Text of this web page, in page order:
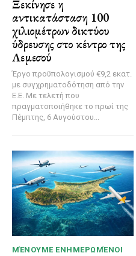
Ξεκίνησε η
αντικατάσταση 100
χιλιομέτρων δικτύου
ύδρευσης στο κέντρο της
Λεμεσού
Έργο προϋπολογισμού €9,2 εκατ.
με συγχρηματοδότηση από την
Ε.Ε. Με τελετή που
πραγματοποιήθηκε το πρωί της
Πέμπτης, 6 Αυγούστου...
ΜΈΝΟΥΜΕ ΕΝΗΜΕΡΩΜΈΝΟΙ